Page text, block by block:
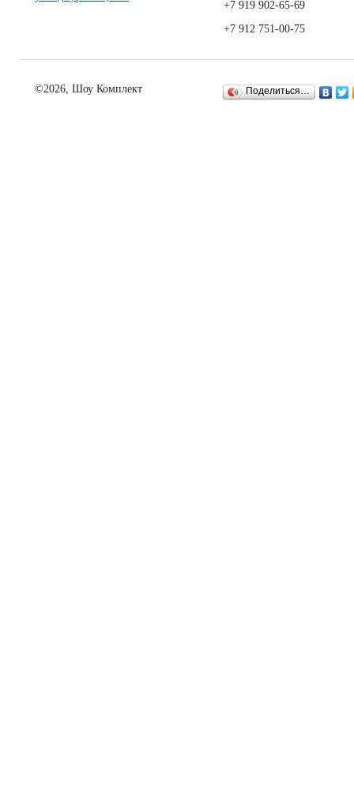
+7 919 902-65-69
+7 912 751-00-75
©2026, Шоу Комплект Поделиться…